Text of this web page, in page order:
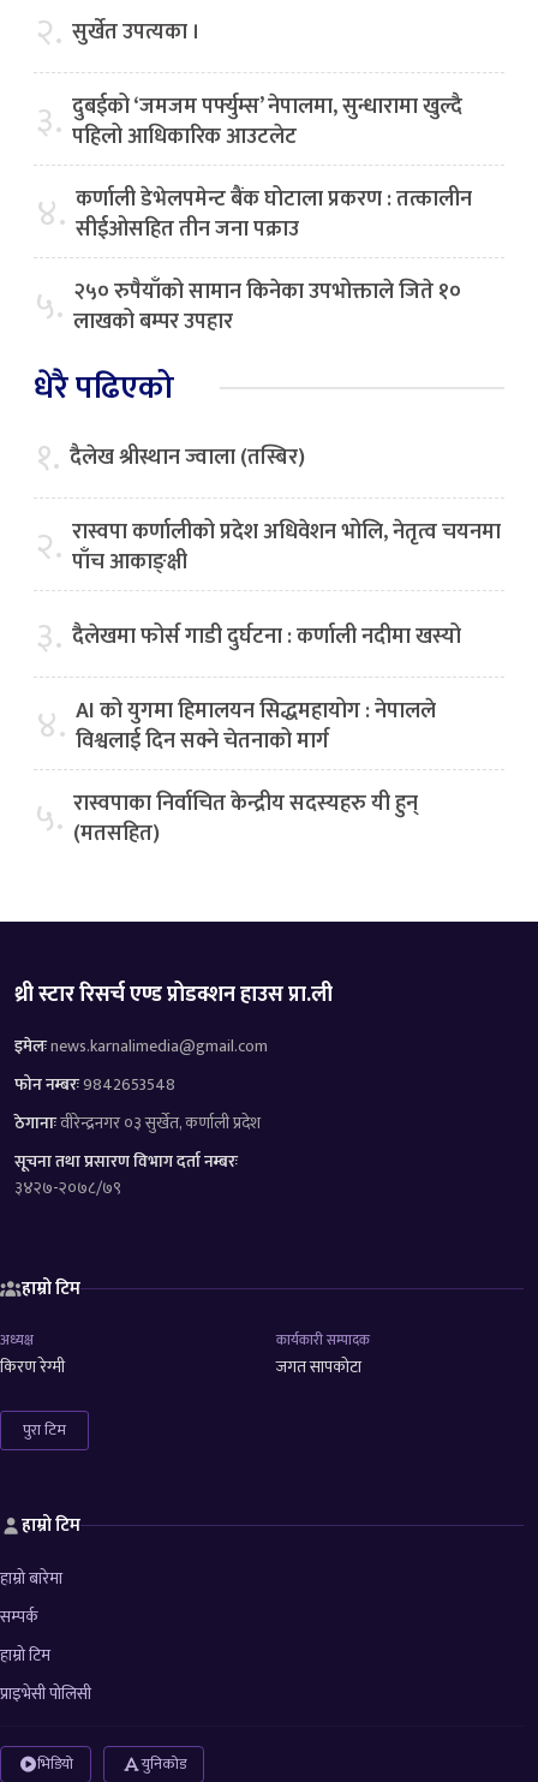
२. सुर्खेत उपत्यका ।
३. दुबईको ‘जमजम पर्फ्युम्स’ नेपालमा, सुन्धारामा खुल्दै
पहिलो आधिकारिक आउटलेट
४. कर्णाली डेभेलपमेन्ट बैंक घोटाला प्रकरण : तत्कालीन
सीईओसहित तीन जना पक्राउ
५. २५० रुपैयाँको सामान किनेका उपभोक्ताले जिते १०
लाखको बम्पर उपहार
धेरै पढिएको
१. दैलेख श्रीस्थान ज्वाला (तस्बिर)
२. रास्वपा कर्णालीको प्रदेश अधिवेशन भोलि, नेतृत्व चयनमा
पाँच आकाङ्क्षी
३. दैलेखमा फोर्स गाडी दुर्घटना : कर्णाली नदीमा खस्यो
४. AI को युगमा हिमालयन सिद्धमहायोग : नेपालले
विश्वलाई दिन सक्ने चेतनाको मार्ग
५. रास्वपाका निर्वाचित केन्द्रीय सदस्यहरु यी हुन्
(मतसहित)
थ्री स्टार रिसर्च एण्ड प्रोडक्शन हाउस प्रा.ली
इमेलःnews.karnalimedia@gmail.com
फोन नम्बरः9842653548
ठेगानाःवीरेन्द्रनगर ०३ सुर्खेत, कर्णाली प्रदेश
सूचना तथा प्रसारण विभाग दर्ता नम्बरः
३४२७-२०७८/७९
हाम्रो टिम
अध्यक्ष
किरण रेग्मी
कार्यकारी सम्पादक
जगत सापकोटा
पुरा टिम
हाम्रो टिम
हाम्रो बारेमा
सम्पर्क
हाम्रो टिम
प्राइभेसी पोलिसी
भिडियो युनिकोड